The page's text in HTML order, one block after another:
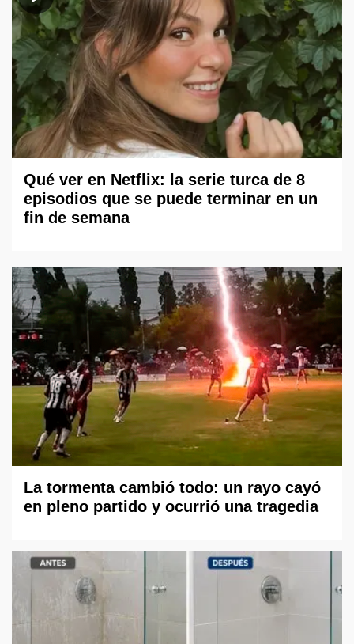
Qué ver en Netflix: la serie turca de 8
episodios que se puede terminar en un
fin de semana
La tormenta cambió todo: un rayo cayó
en pleno partido y ocurrió una tragedia